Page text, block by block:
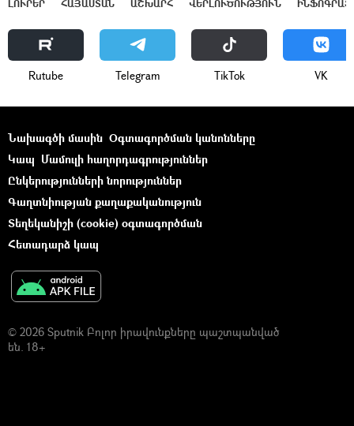
ԼՈՒՐԵՐ ՀԱՅԱՍՏԱՆ ԱՇԽԱՐՀ ՎԵՐԼՈՒԾՈՒԹՅՈՒՆ
Rutube Telegram ТikТоk VK
Նախագծի մասին Օգտագործման կանոնները
Կապ Մամուլի հաղորդագրություններ
Ընկերությունների նորություններ
Գաղտնիության քաղաքականություն
Տեղեկանիշի (cookie) օգտագործման
Հետադարձ կապ
© 2026 Sputnik Բոլոր իրավունքները պաշտպանված
են. 18+